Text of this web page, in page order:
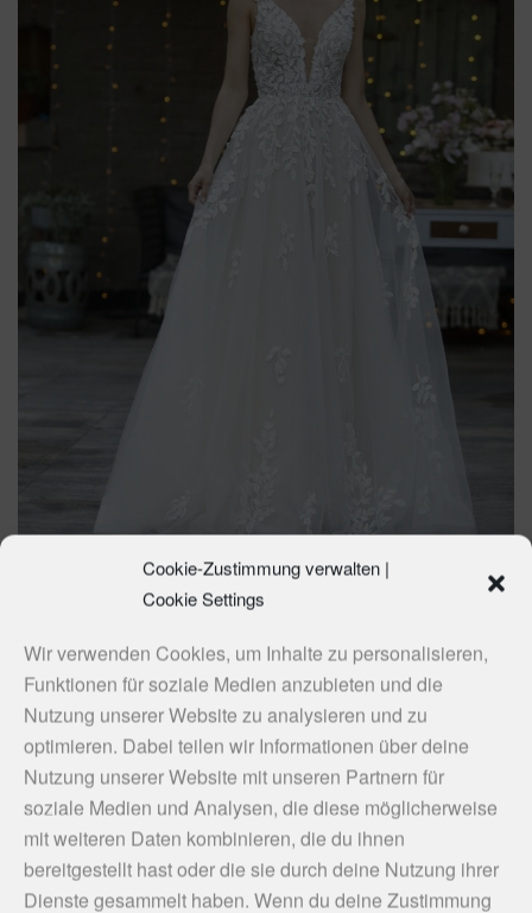
Cookie-Zustimmung verwalten |
Cookie Settings
Wir verwenden Cookies, um Inhalte zu personalisieren,
Funktionen für soziale Medien anzubieten und die
Nutzung unserer Website zu analysieren und zu
optimieren. Dabei teilen wir Informationen über deine
Nutzung unserer Website mit unseren Partnern für
soziale Medien und Analysen, die diese möglicherweise
mit weiteren Daten kombinieren, die du ihnen
bereitgestellt hast oder die sie durch deine Nutzung ihrer
Dienste gesammelt haben. Wenn du deine Zustimmung